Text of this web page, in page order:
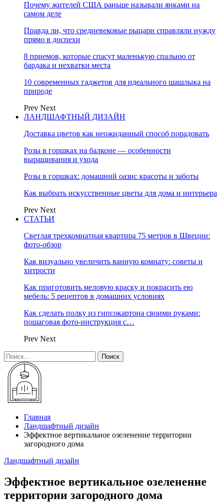
Почему жителей США раньше называли янками на
самом деле
Правда ли, что средневековые рыцари справляли нужду
прямо в доспехи
8 приемов, которые спасут маленькую спальню от
бардака и нехватки места
10 современных гаджетов для идеального шашлыка на
природе
Prev Next
ЛАНДШАФТНЫЙ ДИЗАЙН
Доставка цветов как неожиданный способ порадовать
Розы в горшках на балконе — особенности
выращивания и ухода
Розы в горшках: домашний оазис красоты и заботы
Как выбрать искусственные цветы для дома и интерьера
Prev Next
СТАТЬИ
Светлая трехкомнатная квартира 75 метров в Швеции:
фото-обзор
Как визуально увеличить ванную комнату: советы и
хитрости
Как приготовить меловую краску и покрасить ею
мебель: 5 рецептов в домашних условиях
Как сделать полку из гипсокартона своими руками:
пошаговая фото-инструкция с…
Prev Next
Главная
Ландшафтный дизайн
Эффектное вертикальное озеленение территории
загородного дома
Ландшафтный дизайн
Эффектное вертикальное озеленение
территории загородного дома